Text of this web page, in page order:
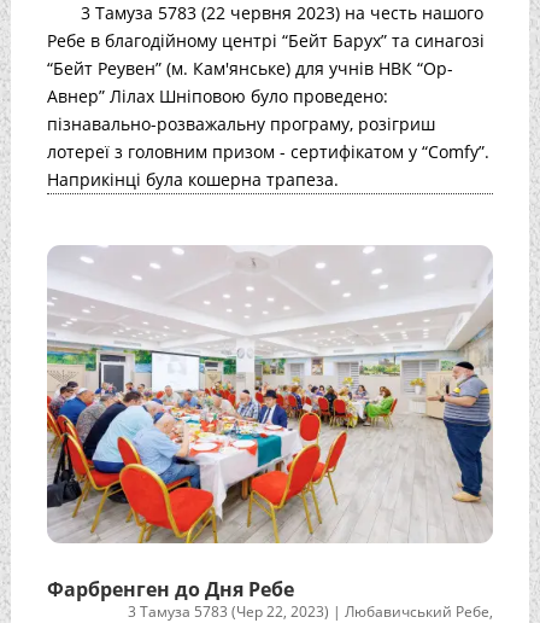
3 Тамуза 5783 (22 червня 2023) на честь нашого
Ребе в благодійному центрі “Бейт Барух” та синагозі
“Бейт Реувен” (м. Кам'янське) для учнів НВК “Ор-
Авнер” Лілах Шніповою було проведено:
пізнавально-розважальну програму, розігриш
лотереї з головним призом - сертифікатом у “Comfy”.
Наприкінці була кошерна трапеза.
Фарбренген до Дня Ребе
3 Тамуза 5783 (Чер 22, 2023) |Любавичський Ребе,